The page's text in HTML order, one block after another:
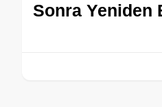
Sonra Yeniden